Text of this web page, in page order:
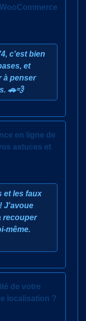
c'est bien
et
à penser
🚗💨
en ligne de
astuces et
et les faux
J'avoue
recouper
même.
de votre
localisation ?